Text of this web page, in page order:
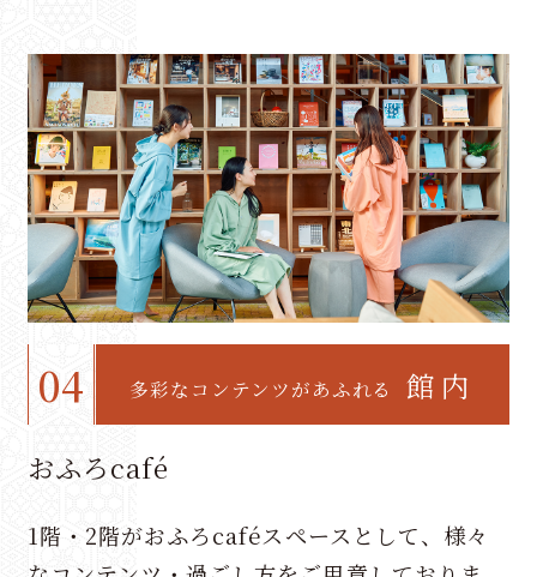
04 多彩なコンテンツがあふれる 館内
おふろcafé
1階・2階がおふろcaféスペースとして、様々